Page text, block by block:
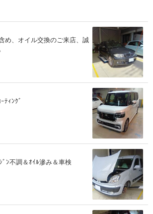
め、オイル交換のご来店、誠
ﾃｨﾝｸﾞ
ﾞﾝ不調＆ｵｲﾙ滲み＆車検